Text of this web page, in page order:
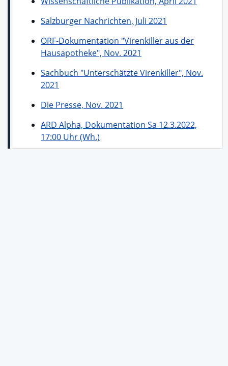
Salzburger Nachrichten, Juli 2021
ORF-Dokumentation "Virenkiller aus der
Hausapotheke", Nov. 2021
Sachbuch "Unterschätzte Virenkiller", Nov.
2021
Die Presse, Nov. 2021
ARD Alpha, Dokumentation Sa 12.3.2022,
17:00 Uhr (Wh.)